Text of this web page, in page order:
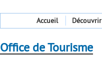
Accueil Découvrir
Office de Tourisme